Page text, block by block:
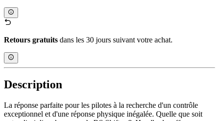
Retours gratuits dans les 30 jours suivant votre achat.
Description
La réponse parfaite pour les pilotes à la recherche d'un contrôle
exceptionnel et d'une réponse physique inégalée. Quelle que soit